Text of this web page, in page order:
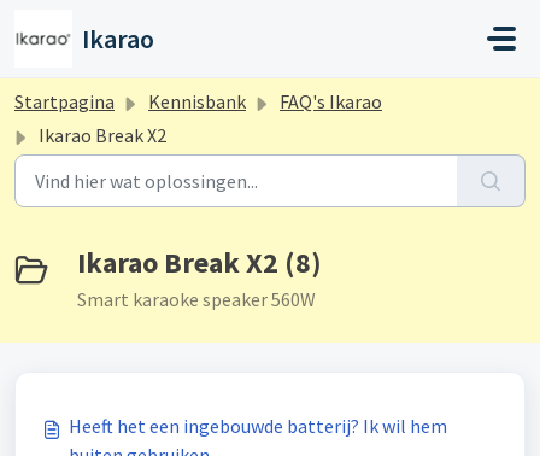
Ikarao
Startpagina Kennisbank
FAQ's Ikarao
Ikarao Break X2
Ikarao Break X2 (8)
Smart karaoke speaker 560W
Heeft het een ingebouwde batterij? Ik wil hem